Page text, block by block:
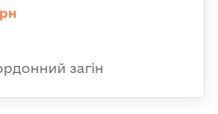
загін